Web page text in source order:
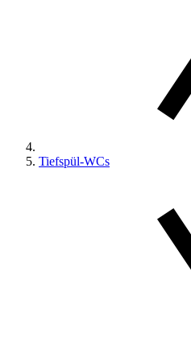
Tiefspül-WCs